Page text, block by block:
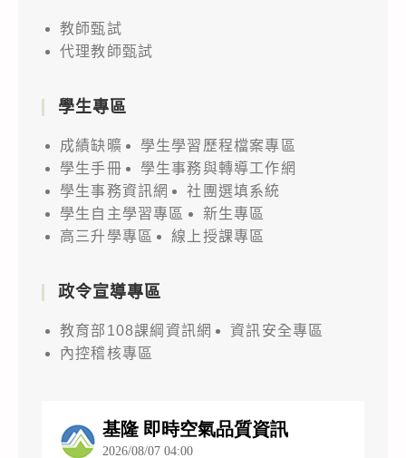
教師甄試
代理教師甄試
學生專區
成績缺曠
學生學習歷程檔案專區
學生手冊
學生事務與轉導工作網
學生事務資訊網
社團選填系統
學生自主學習專區
新生專區
高三升學專區
線上授課專區
政令宣導專區
教育部108課綱資訊網
資訊安全專區
內控稽核專區